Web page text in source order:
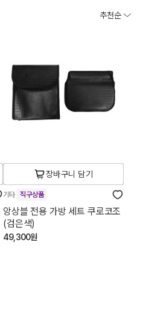
추천순
장바구니 담기
기타 직구상품
앙상블 전용 가방 세트 쿠로코조
(검은색)
49,300원